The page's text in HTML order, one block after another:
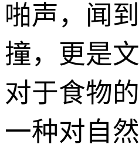
啪声，闻
撞，更是
对于食物
一种对自